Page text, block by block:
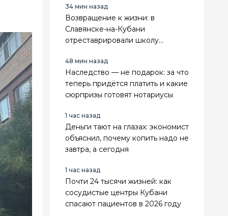
34 мин назад
Возвращение к жизни: в
Славянске-на-Кубани
отреставрировали школу
регионального значения
48 мин назад
Наследство — не подарок: за что
теперь придётся платить и какие
сюрпризы готовят нотариусы
1 час назад
Деньги тают на глазах: экономист
объяснил, почему копить надо не
завтра, а сегодня
1 час назад
Почти 24 тысячи жизней: как
сосудистые центры Кубани
спасают пациентов в 2026 году